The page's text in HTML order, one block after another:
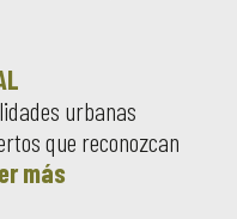
urbanas
que reconozcan
más